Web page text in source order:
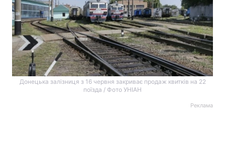
Донецька залізниця з 16 червня закриває продаж квитків на 22
поїзда / Фото УНІАН
Реклама